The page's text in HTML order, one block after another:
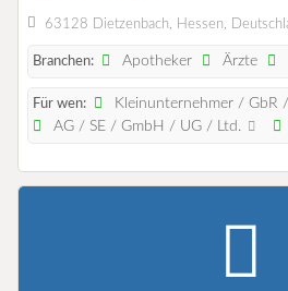
63128 Dietzenbach, Hessen,
Branchen: Apotheker Ärzte
Für wen:
Kleinunternehmer / GbR
AG / SE / GmbH / UG / Ltd.